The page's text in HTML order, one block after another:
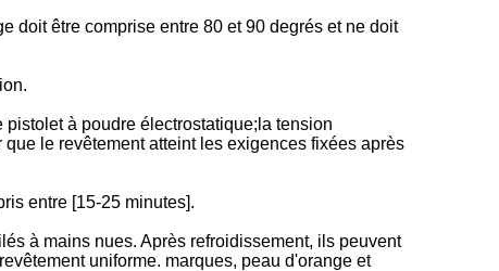
doit être comprise entre 80 et 90 degrés et ne doit
à poudre électrostatique;la tension
le revêtement atteint les exigences fixées après
entre [15-25 minutes].
à mains nues. Après refroidissement, ils peuvent
uniforme. marques, peau d'orange et